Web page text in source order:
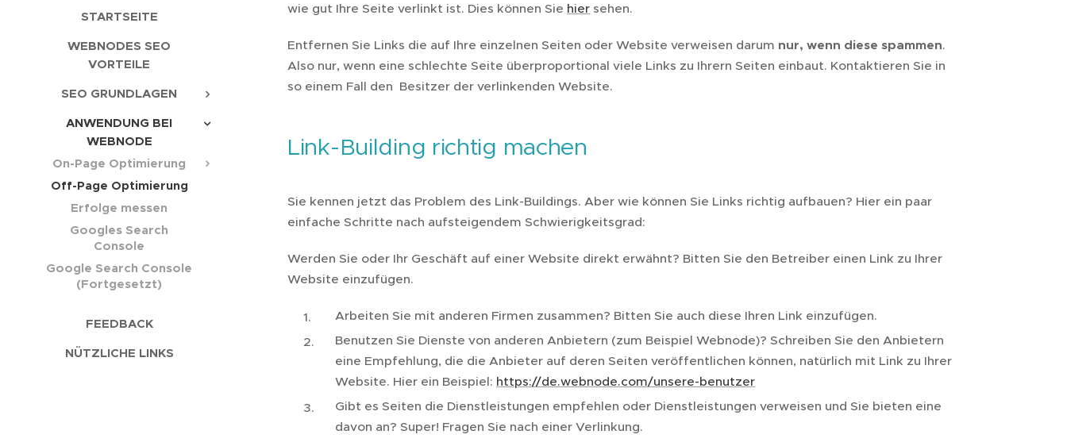
STARTSEITE
WEBNODES SEO
VORTEILE
SEO GRUNDLAGEN
ANWENDUNG BEI
WEBNODE
On-Page Optimierung
Off-Page Optimierung
Erfolge messen
Googles Search
Console
Google Search Console
(Fortgesetzt)
FEEDBACK
NÜTZLICHE LINKS
wie gut Ihre Seite verlinkt ist. Dies können Sie hier sehen.
Entfernen Sie Links die auf Ihre einzelnen Seiten oder Website verweisen darum nur, wenn diese spammen.
Also nur, wenn eine schlechte Seite überproportional viele Links zu Ihrern Seiten einbaut. Kontaktieren Sie in
so einem Fall den Besitzer der verlinkenden Website.
Link-Building richtig machen
Sie kennen jetzt das Problem des Link-Buildings. Aber wie können Sie Links richtig aufbauen? Hier ein paar
einfache Schritte nach aufsteigendem Schwierigkeitsgrad:
Werden Sie oder Ihr Geschäft auf einer Website direkt erwähnt? Bitten Sie den Betreiber einen Link zu Ihrer
Website einzufügen.
Arbeiten Sie mit anderen Firmen zusammen? Bitten Sie auch diese Ihren Link einzufügen.
Benutzen Sie Dienste von anderen Anbietern (zum Beispiel Webnode)? Schreiben Sie den Anbietern
eine Empfehlung, die die Anbieter auf deren Seiten veröffentlichen können, natürlich mit Link zu Ihrer
Website. Hier ein Beispiel: https://de.webnode.com/unsere-benutzer
Gibt es Seiten die Dienstleistungen empfehlen oder Dienstleistungen verweisen und Sie bieten eine
davon an? Super! Fragen Sie nach einer Verlinkung.